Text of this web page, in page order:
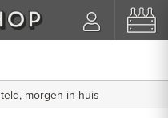
morgen in huis